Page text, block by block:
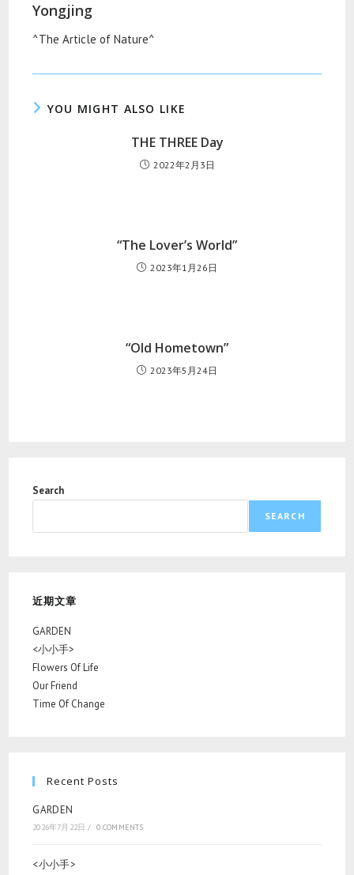
Yongjing
^The Article of Nature^
YOU MIGHT ALSO LIKE
THE THREE Day
2022年2月3日
“The Lover’s World”
2023年1月26日
“Old Hometown”
2023年5月24日
Search
SEARCH
近期文章
GARDEN
<小小手>
Flowers Of Life
Our Friend
Time Of Change
Recent Posts
GARDEN
2026年7月22日 / 0 COMMENTS
<小小手>